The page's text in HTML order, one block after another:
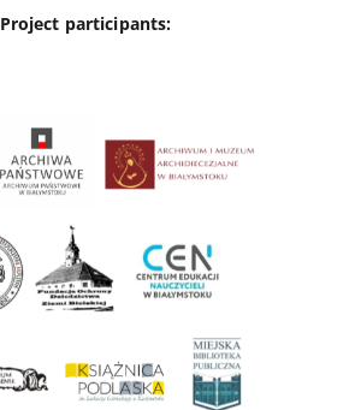
Project participants: